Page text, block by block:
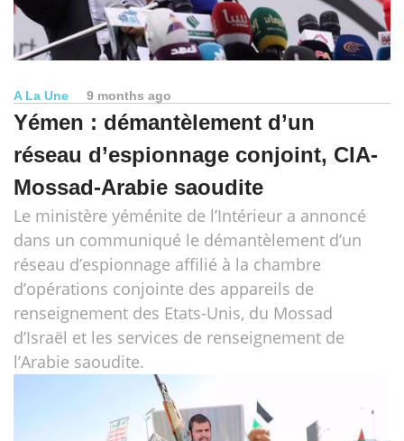
A La Une 9 months ago
Yémen : démantèlement d’un
réseau d’espionnage conjoint, CIA-
Mossad-Arabie saoudite
Le ministère yéménite de l’Intérieur a annoncé
dans un communiqué le démantèlement d’un
réseau d’espionnage affilié à la chambre
d’opérations conjointe des appareils de
renseignement des Etats-Unis, du Mossad
d’Israël et les services de renseignement de
l’Arabie saoudite.